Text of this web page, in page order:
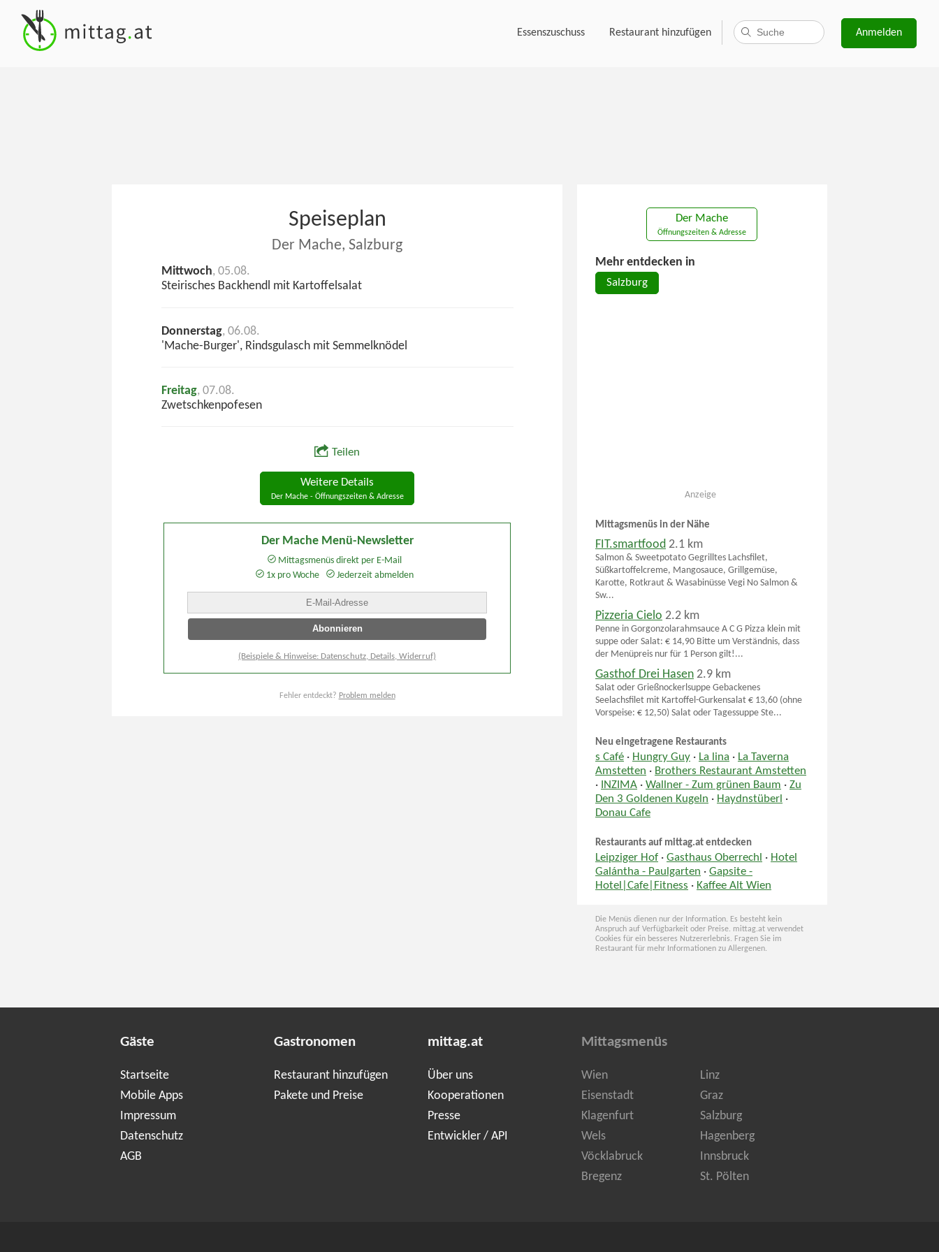
Essenszuschuss Restaurant hinzufügen Anmelden
Speiseplan
Der Mache, Salzburg
Mittwoch, 05.08.
Steirisches Backhendl mit Kartoffelsalat
Donnerstag, 06.08.
'Mache-Burger', Rindsgulasch mit Semmelknödel
Freitag, 07.08.
Zwetschkenpofesen
Teilen
Weitere Details
Der Mache - Öffnungszeiten & Adresse
Der Mache Menü-Newsletter
Mittagsmenüs direkt per E-Mail
1x pro Woche
Jederzeit abmelden
(Beispiele & Hinweise: Datenschutz, Details, Widerruf)
Fehler entdeckt? Problem melden
Der Mache
Öffnungszeiten & Adresse
Mehr entdecken in
Salzburg
Anzeige
Mittagsmenüs in der Nähe
FIT.smartfood 2.1 km
Salmon & Sweetpotato Gegrilltes Lachsfilet,
Süßkartoffelcreme, Mangosauce, Grillgemüse,
Karotte, Rotkraut & Wasabinüsse Vegi No Salmon &
Sw...
Pizzeria Cielo 2.2 km
Penne in Gorgonzolarahmsauce A C G Pizza klein mit
suppe oder Salat: € 14,90 Bitte um Verständnis, dass
der Menüpreis nur für 1 Person gilt!...
Gasthof Drei Hasen 2.9 km
Salat oder Grießnockerlsuppe Gebackenes
Seelachsfilet mit Kartoffel-Gurkensalat € 13,60 (ohne
Vorspeise: € 12,50) Salat oder Tagessuppe Ste...
Neu eingetragene Restaurants
s Café · Hungry Guy · La lina · La Taverna
Amstetten · Brothers Restaurant Amstetten
·
INZIMA ·Wallner - Zum grünen Baum ·Zu
Den 3 Goldenen Kugeln · Haydnstüberl ·
Donau Cafe
Restaurants auf mittag.at entdecken
Leipziger Hof ·Gasthaus Oberrechl · Hotel
Galántha - Paulgarten ·Gapsite -
Hotel|Cafe|Fitness · Kaffee Alt Wien
Die Menüs dienen nur der Information. Es besteht kein
Anspruch auf Verfügbarkeit oder Preise. mittag.at verwendet
Cookies für ein besseres Nutzererlebnis. Fragen Sie im
Restaurant für mehr Informationen zu Allergenen.
Gäste
Startseite
Mobile Apps
Impressum
Datenschutz
AGB
Gastronomen
Restaurant hinzufügen
Pakete und Preise
mittag.at
Über uns
Kooperationen
Presse
Entwickler / API
Mittagsmenüs
Wien
Linz
Eisenstadt
Graz
Klagenfurt
Salzburg
Wels
Hagenberg
Vöcklabruck
Innsbruck
Bregenz
St. Pölten